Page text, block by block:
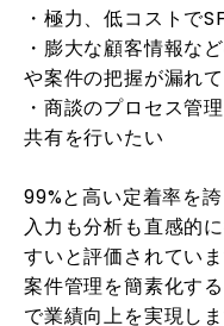
・極力、低コストで
・膨大な顧客情報な
や案件の把握が漏れ
・商談のプロセス管
共有を行いたい
99%と高い定着率を
入力も分析も直感的
すいと評価されてい
案件管理を簡素化す
で業績向上を実現しま